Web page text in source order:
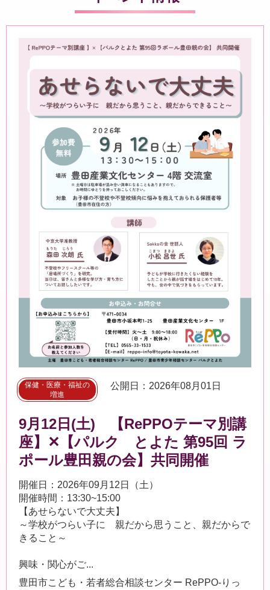
保健・医療・福祉の
増進
公開日：2026年08月01日
9月12日(土) 【RePPOテーマ別講
座】✕【パルク とよた 第95回 ラ
ポール豊田親の会】共同開催
開催日：2026年09月12日（土）
開催時間：13:30~15:00
【あせらないで大丈夫】
～学校がつらい子に 親だから思うこと、親だからで
きること～
興味・関心がご...
豊田市こども・若者総合相談センター RePPO-りっ